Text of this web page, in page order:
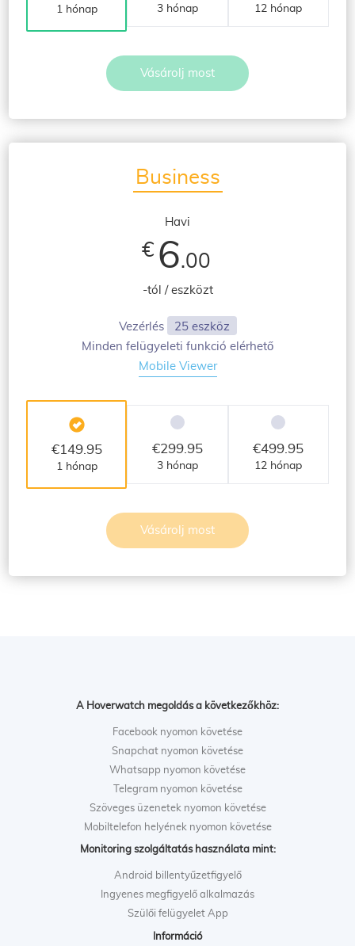
1 hónap 3 hónap 12 hónap
Vásárolj most
Business
Havi
€ 6.00
-tól / eszközt
Vezérlés
25 eszköz
Minden felügyeleti funkció elérhető
Mobile Viewer
€149.95
1 hónap
€299.95
3 hónap
€499.95
12 hónap
Vásárolj most
A Hoverwatch megoldás a következőkhöz:
Facebook nyomon követése
Snapchat nyomon követése
Whatsapp nyomon követése
Telegram nyomon követése
Szöveges üzenetek nyomon követése
Mobiltelefon helyének nyomon követése
Monitoring szolgáltatás használata mint:
Android billentyűzetfigyelő
Ingyenes megfigyelő alkalmazás
Szülői felügyelet App
Információ